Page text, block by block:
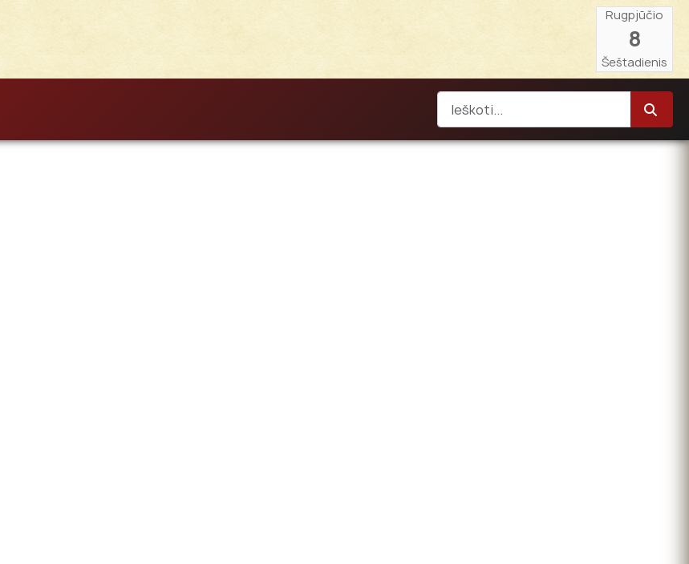
Rugpjūčio
8
Šeštadienis